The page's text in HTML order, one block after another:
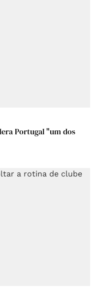
Portugal "um dos